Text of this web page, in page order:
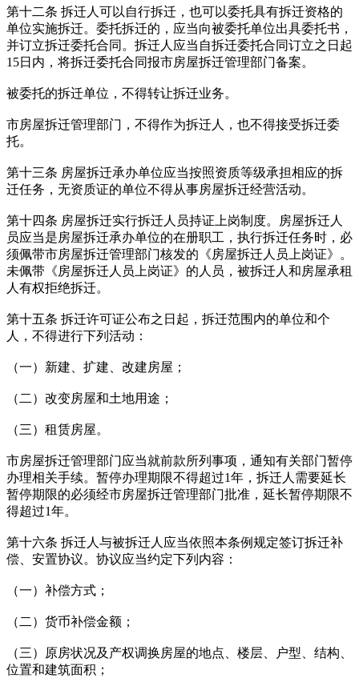
第十二条 拆迁人可以自行拆迁，也可以委托具有拆迁资格的
单位实施拆迁。委托拆迁的，应当向被委托单位出具委托书，
并订立拆迁委托合同。拆迁人应当自拆迁委托合同订立之日起
15日内，将拆迁委托合同报市房屋拆迁管理部门备案。
被委托的拆迁单位，不得转让拆迁业务。
市房屋拆迁管理部门，不得作为拆迁人，也不得接受拆迁委
托。
第十三条 房屋拆迁承办单位应当按照资质等级承担相应的拆
迁任务，无资质证的单位不得从事房屋拆迁经营活动。
第十四条 房屋拆迁实行拆迁人员持证上岗制度。房屋拆迁人
员应当是房屋拆迁承办单位的在册职工，执行拆迁任务时，必
须佩带市房屋拆迁管理部门核发的《房屋拆迁人员上岗证》。
未佩带《房屋拆迁人员上岗证》的人员，被拆迁人和房屋承租
人有权拒绝拆迁。
第十五条 拆迁许可证公布之日起，拆迁范围内的单位和个
人，不得进行下列活动：
（一）新建、扩建、改建房屋；
（二）改变房屋和土地用途；
（三）租赁房屋。
市房屋拆迁管理部门应当就前款所列事项，通知有关部门暂停
办理相关手续。暂停办理期限不得超过1年，拆迁人需要延长
暂停期限的必须经市房屋拆迁管理部门批准，延长暂停期限不
得超过1年。
第十六条 拆迁人与被拆迁人应当依照本条例规定签订拆迁补
偿、安置协议。协议应当约定下列内容：
（一）补偿方式；
（二）货币补偿金额；
（三）原房状况及产权调换房屋的地点、楼层、户型、结构、
位置和建筑面积；